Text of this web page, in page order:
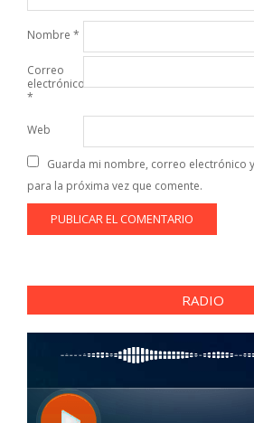
Nombre *
Correo
electrónico
*
Web
Guarda mi nombre, correo electrónico
para la próxima vez que comente.
RADIO